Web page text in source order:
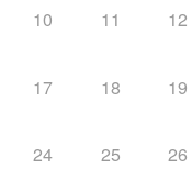
Teil
10 11 12
17 18 19
24 25 26